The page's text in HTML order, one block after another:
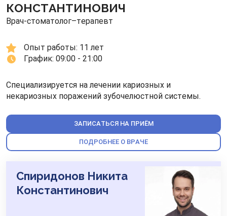
КОНСТАНТИНОВИЧ
Врач-стоматолог–терапевт
Опыт работы: 11 лет
График: 09:00 - 21:00
Специализируется на лечении кариозных и
некариозных поражений зубочелюстной системы.
ЗАПИСАТЬСЯ НА ПРИЁМ
ПОДРОБНЕЕ О ВРАЧЕ
Спиридонов Никита
Константинович